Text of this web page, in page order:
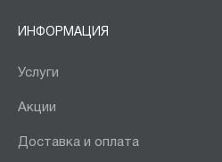
ИНФОРМАЦИЯ
Услуги
Акции
Доставка и оплата